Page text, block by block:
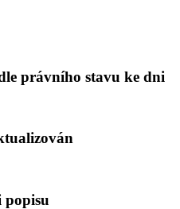
právního stavu ke dni
popisu